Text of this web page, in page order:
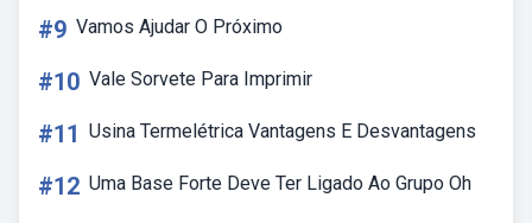
#9 Vamos Ajudar O Próximo
#10 Vale Sorvete Para Imprimir
#11 Usina Termelétrica Vantagens E Desvantagens
#12 Uma Base Forte Deve Ter Ligado Ao Grupo Oh